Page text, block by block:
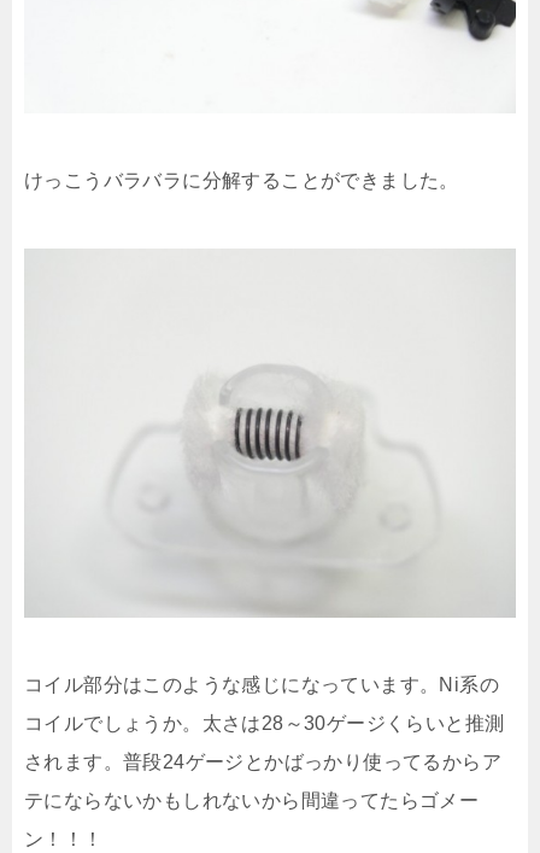
けっこうバラバラに分解することができました。
コイル部分はこのような感じになっています。Ni系の
コイルでしょうか。太さは28～30ゲージくらいと推測
されます。普段24ゲージとかばっかり使ってるからア
テにならないかもしれないから間違ってたらゴメー
ン！！！